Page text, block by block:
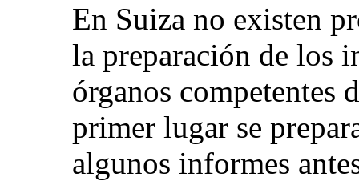
En Suiza no existen
la preparación de los
órganos competentes
primer lugar se
algunos informes